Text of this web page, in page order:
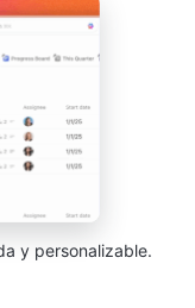
y personalizable.